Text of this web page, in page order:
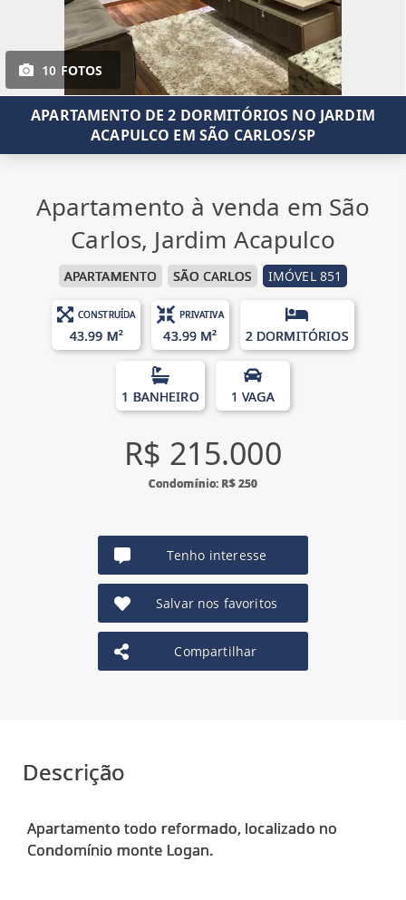
10 FOTOS
APARTAMENTO DE 2 DORMITÓRIOS NO JARDIM
ACAPULCO EM SÃO CARLOS/SP
Apartamento à venda em São
Carlos, Jardim Acapulco
APARTAMENTO SÃO CARLOS IMÓVEL 851
CONSTRUÍDA
43.99 M²
PRIVATIVA
43.99 M² 2 DORMITÓRIOS
1 BANHEIRO 1 VAGA
R$ 215.000
Condomínio: R$ 250
Tenho interesse
Salvar nos favoritos
Compartilhar
Descrição
Apartamento todo reformado, localizado no
Condomínio monte Logan.